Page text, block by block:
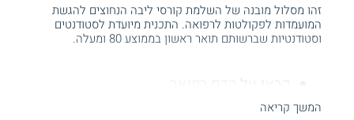
זהו מסלול מובנה של השלמת קורסי ליבה הנחוצים להגשת
המועמדות לפקולטות לרפואה. התכנית מיועדת לסטודנטים
וסטודנטיות שברשותם תואר ראשון בממוצע 80 ומעלה.
קראו על
המשך קריאה